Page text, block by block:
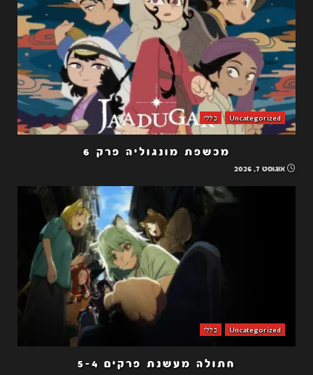
Uncategorized כללי
מכשפת מונגוליה פרק 6
אוגוסט 7, 2026
Uncategorized כללי
חתולה מעשנת פרקים 5-4